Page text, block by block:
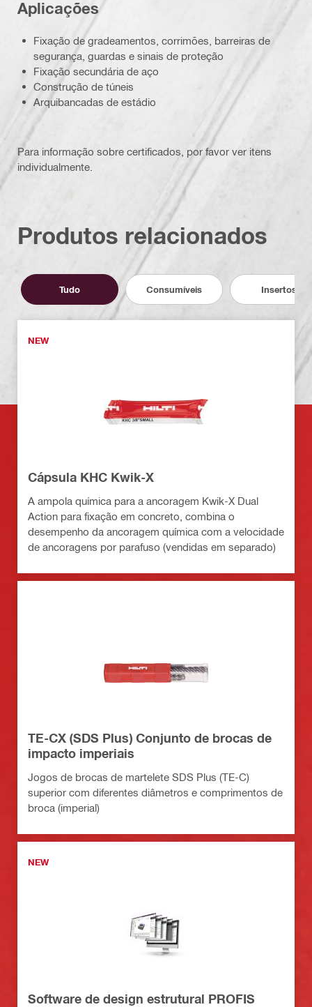
Aplicações
Fixação de gradeamentos, corrimões, barreiras de
segurança, guardas e sinais de proteção
Fixação secundária de aço
Construção de túneis
Arquibancadas de estádio
Para informação sobre certificados, por favor ver itens
individualmente.
Produtos relacionados
Tudo Consumíveis Insertos
NEW
Cápsula KHC Kwik-X
A ampola química para a ancoragem Kwik-X Dual
Action para fixação em concreto, combina o
desempenho da ancoragem química com a velocidade
de ancoragens por parafuso (vendidas em separado)
TE-CX (SDS Plus) Conjunto de brocas de
impacto imperiais
Jogos de brocas de martelete SDS Plus (TE-C)
superior com diferentes diâmetros e comprimentos de
broca (imperial)
NEW
Software de design estrutural PROFIS